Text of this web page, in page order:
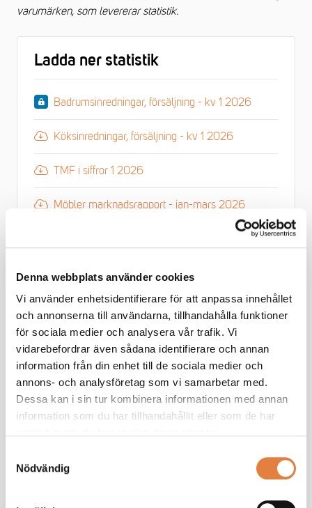
Denna webbplats använder cookies
Vi använder enhetsidentifierare för att anpassa innehållet
och annonserna till användarna, tillhandahålla funktioner
för sociala medier och analysera vår trafik. Vi
vidarebefordrar även sådana identifierare och annan
information från din enhet till de sociala medier och
annons- och analysföretag som vi samarbetar med.
Dessa kan i sin tur kombinera informationen med annan
information som du har tillhandahållit eller som de har
Nödvändig
varumärken, som levererar statistik.
Ladda ner statistik
Badrumsinredningar, försäljning - kv 1 2026
Köksinredningar, försäljning - kv 1 2026
TMF i siffror 1 2026
Möbler marknadsrapport - jan-mars 2026
Köksinredningar, försäljning - kv 1-4 2025
Badrumsinredningar, försäljning - kv 1-4 2025
TMF i siffror 2 2025
TMF i siffror 1 2025
Årsstatistik möbler - 2024